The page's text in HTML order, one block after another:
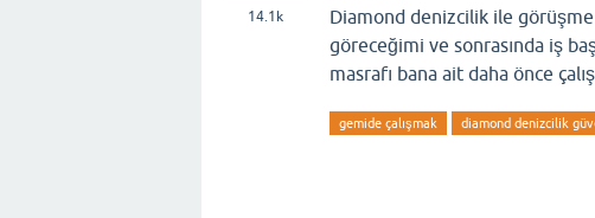
14.1k
Diamond denizcilik ile
göreceğimi ve sonrasında iş
masrafı bana ait daha önce
gemide çalışmak diamond denizcilik